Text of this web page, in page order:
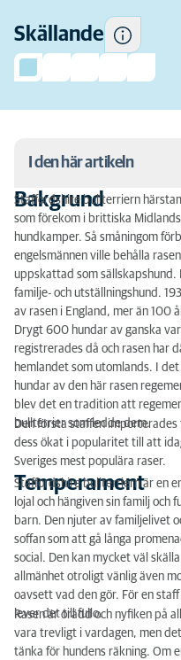
Skällande
I den här artikeln
Bakgrund
Temperament
Aktivitetsnivå
Pälsvård
Träning
Storlek och vikt
Färg
Särskilda
Ärftliga sjukdomar
Foder
Bakgrund
Staffordshire bullterriern
som förekom i brittiska
hundkamper. Så småningom
engelsmännen ville behålla
uppskattad som sällskapshund.
familje- och utställningshund.
av rasen i England, mer än 100
Drygt 600 hundar av ganska
registrerades då och rasen har
hemlandet som utomlands. I
hundar av den här rasen
blev det en tradition att
bullterrier som ledde dem.
Den första staffen importerades
dess ökat i popularitet till att
Sveriges mest populära raser.
Temperament
Staffordshire bullterriern är en
lojal och hängiven sin familj och
barn. Den njuter av familjelivet
soffan som att gå långa
social. Den kan mycket väl
allmänhet otroligt vänlig även
oavsett vad den gör. För en
lever det till fullo.
Rasen är orädd och nyfiken på
vara trevligt i vardagen, men
tänka för hundens räkning. Om